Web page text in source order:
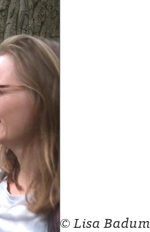
© Lisa Badum